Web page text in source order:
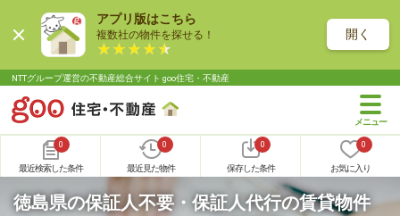
アプリ版はこちら
複数社の物件を探せる！ 開く
NTTグループ運営の不動産総合サイト goo住宅・不動産
0
最近検索した条件
0
最近見た物件
0
保存した条件
0
お気に入り
徳島県の保証人不要・保証人代行の賃貸物件